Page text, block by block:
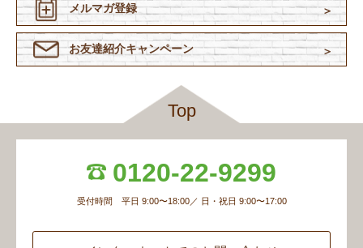
メルマガ登録
お友達紹介キャンペーン
Top
0120-22-9299
受付時間 平日 9:00〜18:00／ 日・祝日 9:00〜17:00